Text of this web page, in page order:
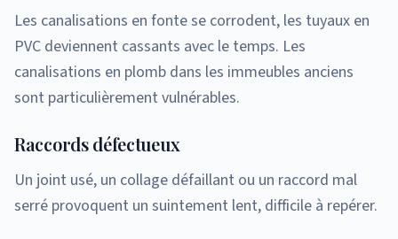
Les canalisations en fonte se corrodent, les tuyaux en
PVC deviennent cassants avec le temps. Les
canalisations en plomb dans les immeubles anciens
sont particulièrement vulnérables.
Raccords défectueux
Un joint usé, un collage défaillant ou un raccord mal
serré provoquent un suintement lent, difficile à repérer.